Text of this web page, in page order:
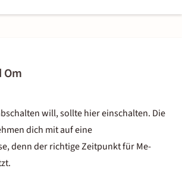
Om
will, sollte hier einschalten. Die
dich mit auf eine
denn der richtige Zeitpunkt für Me-